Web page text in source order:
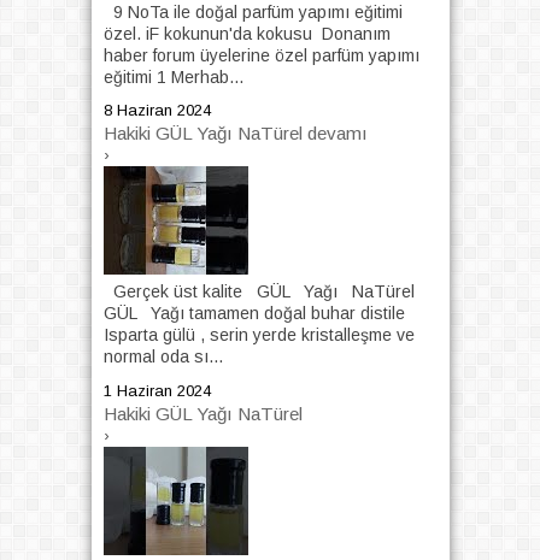
9 NoTa ile doğal parfüm yapımı eğitimi
özel. iF kokunun'da kokusu Donanım
haber forum üyelerine özel parfüm yapımı
eğitimi 1 Merhab...
8 Haziran 2024
Hakiki GÜL Yağı NaTürel devamı
›
Gerçek üst kalite GÜL Yağı NaTürel
GÜL Yağı tamamen doğal buhar distile
Isparta gülü , serin yerde kristalleşme ve
normal oda sı...
1 Haziran 2024
Hakiki GÜL Yağı NaTürel
›